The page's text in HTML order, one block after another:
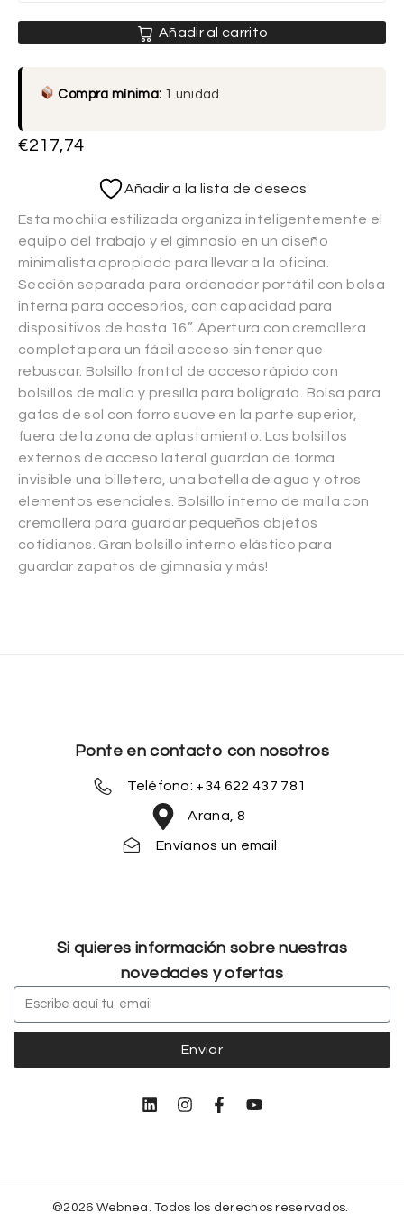
Añadir al carrito
Compra mínima: 1 unidad
€217,74
Añadir a la lista de deseos
Esta mochila estilizada organiza inteligentemente el
equipo del trabajo y el gimnasio en un diseño
minimalista apropiado para llevar a la oficina.
Sección separada para ordenador portátil con bolsa
interna para accesorios, con capacidad para
dispositivos de hasta 16”. Apertura con cremallera
completa para un fácil acceso sin tener que
rebuscar. Bolsillo frontal de acceso rápido con
bolsillos de malla y presilla para bolígrafo. Bolsa para
gafas de sol con forro suave en la parte superior,
fuera de la zona de aplastamiento. Los bolsillos
externos de acceso lateral guardan de forma
invisible una billetera, una botella de agua y otros
elementos esenciales. Bolsillo interno de malla con
cremallera para guardar pequeños objetos
cotidianos. Gran bolsillo interno elástico para
guardar zapatos de gimnasia y más!
Ponte en contacto con nosotros
Teléfono: +34 622 437 781
Arana, 8
Envíanos un email
Si quieres información sobre nuestras
novedades y ofertas
Enviar
©2026 Webnea. Todos los derechos reservados.